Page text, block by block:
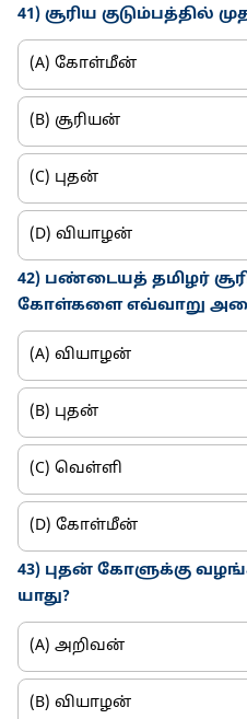
41) சூரிய
(A) கோள்மீன்
(B) சூரியன்
(C) புதன்
(D) வியாழன்
42) பண்டையத் தமிழர்
கோள்களை எவ்வாறு
(A) வியாழன்
(B) புதன்
(C) வெள்ளி
(D) கோள்மீன்
43) புதன் கோளுக்கு
யாது?
(A) அறிவன்
(B) வியாழன்